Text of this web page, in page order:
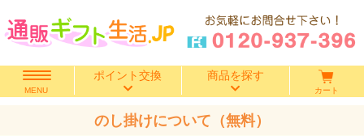
MENU
ポイント交換 商品を探す
カート
のし掛けについて（無料）